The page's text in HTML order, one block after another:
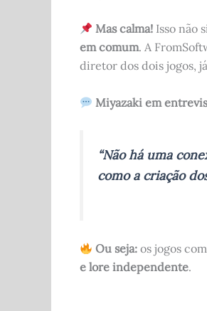
Mas calma! Isso não
em comum. A
diretor dos dois jogos,
Miyazaki em
“Não há uma
como a criação
Ou seja: os jogos
e lore independente.